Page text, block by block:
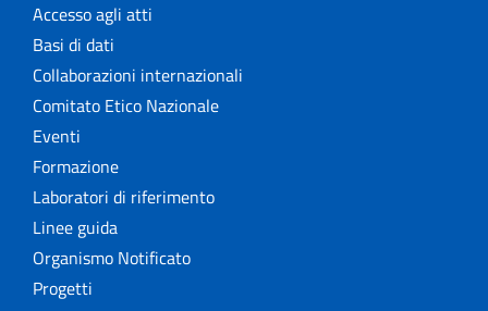
Accesso agli atti
Basi di dati
Collaborazioni internazionali
Comitato Etico Nazionale
Eventi
Formazione
Laboratori di riferimento
Linee guida
Organismo Notificato
Progetti